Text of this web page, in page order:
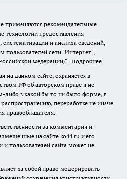
применяются рекомендательные
технологии предоставления
и анализа сведений,
пользователей сети "Интернет",
Федерации)". Подробнее
на данном сайте, охраняется в
РФ об авторском праве и не
либо в какой бы то ни было форме, в
переработке не иначе
правообладателя.
за комментарии и
на сайте ko44.ru и его
и пользователей сайта может не
за собой право модерировать